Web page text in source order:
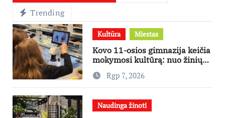
Trending
Kultūra Miestas
Kovo 11-osios gimnazija keičia
mokymosi kultūrą: nuo žinių
kaupimo – prie jų supratimo ir
taikymo
Rgp 7, 2026
Naudinga žinoti